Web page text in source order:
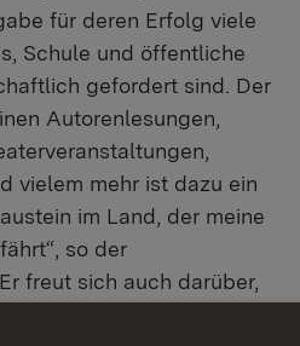
für deren Erfolg viele
Schule und öffentliche
gefordert sind. Der
Autorenlesungen,
vielem mehr ist dazu ein
im Land, der meine
so der
freut sich auch darüber,